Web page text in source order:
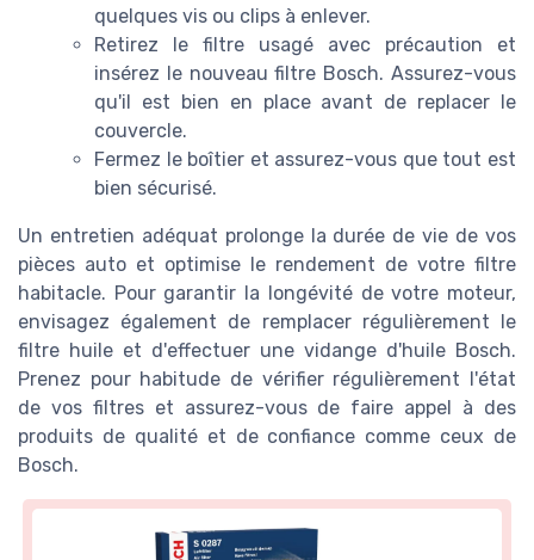
quelques vis ou clips à enlever.
Retirez le filtre usagé avec précaution et
insérez le nouveau filtre Bosch. Assurez-vous
qu'il est bien en place avant de replacer le
couvercle.
Fermez le boîtier et assurez-vous que tout est
bien sécurisé.
Un entretien adéquat prolonge la durée de vie de vos
pièces auto et optimise le rendement de votre filtre
habitacle. Pour garantir la longévité de votre moteur,
envisagez également de remplacer régulièrement le
filtre huile et d'effectuer une vidange d'huile Bosch.
Prenez pour habitude de vérifier régulièrement l'état
de vos filtres et assurez-vous de faire appel à des
produits de qualité et de confiance comme ceux de
Bosch.